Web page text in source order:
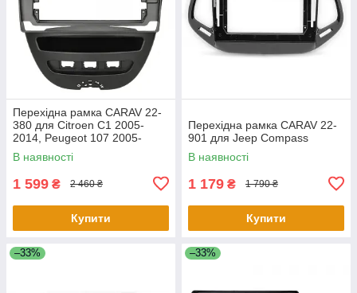
Перехідна рамка CARAV 22-
380 для Citroen C1 2005-
2014, Peugeot 107 2005-
2014, Toyota Aygo 2005-2014
В наявності
1 599 ₴ 2 460 ₴
Купити
Перехідна рамка CARAV 22-
901 для Jeep Compass
В наявності
1 179 ₴ 1 790 ₴
Купити
–33% –33%